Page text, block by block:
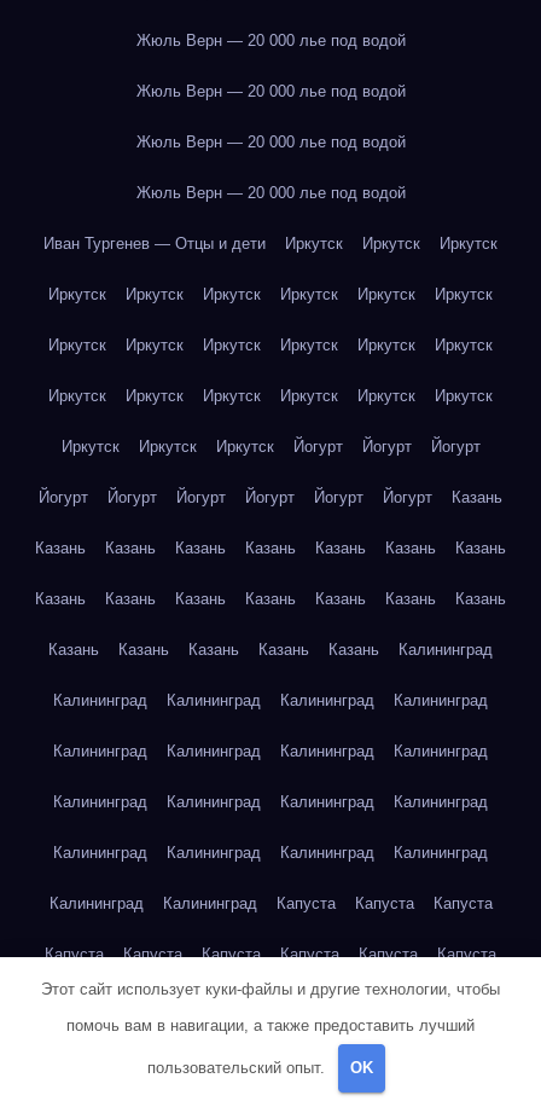
Жюль Верн — 20 000 лье под водой
Жюль Верн — 20 000 лье под водой
Жюль Верн — 20 000 лье под водой
Жюль Верн — 20 000 лье под водой
Иван Тургенев — Отцы и дети Иркутск Иркутск Иркутск
Иркутск Иркутск Иркутск Иркутск Иркутск Иркутск
Иркутск Иркутск Иркутск Иркутск Иркутск Иркутск
Иркутск Иркутск Иркутск Иркутск Иркутск Иркутск
Иркутск Иркутск Иркутск Йогурт Йогурт Йогурт
Йогурт Йогурт Йогурт Йогурт Йогурт Йогурт Казань
Казань Казань Казань Казань Казань Казань Казань
Казань Казань Казань Казань Казань Казань Казань
Казань Казань Казань Казань Казань Калининград
Калининград Калининград Калининград Калининград
Калининград Калининград Калининград Калининград
Калининград Калининград Калининград Калининград
Калининград Калининград Калининград Калининград
Калининград Калининград Капуста Капуста Капуста
Капуста Капуста Капуста Капуста Капуста Капуста
Этот сайт использует куки-файлы и другие технологии, чтобы
помочь вам в навигации, а также предоставить лучший
пользовательский опыт. OK